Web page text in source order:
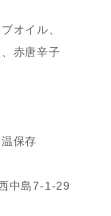
オイル、
赤唐辛子
保存
中島7-1-29